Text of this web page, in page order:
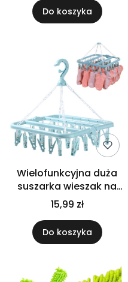
Do koszyka
Wielofunkcyjna duża
suszarka wieszak na
bieliznę skarpetki
suszenie ubrań
15,99 zł
Do koszyka